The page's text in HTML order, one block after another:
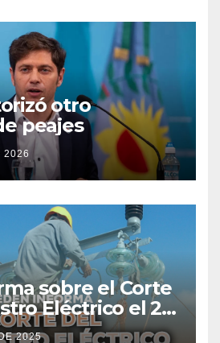
otro
peajes
2026
sobre el Corte
Eléctrico el 20
2025